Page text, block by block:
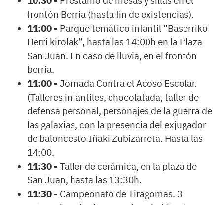
frontón Berria (hasta fin de existencias).
11:00 - Parque temático infantil “Baserriko
Herri kirolak”, hasta las 14:00h en la Plaza
San Juan. En caso de lluvia, en el frontón
berria.
11:00 - Jornada Contra el Acoso Escolar.
(Talleres infantiles, chocolatada, taller de
defensa personal, personajes de la guerra de
las galaxias, con la presencia del exjugador
de baloncesto Iñaki Zubizarreta. Hasta las
14:00.
11:30 - Taller de cerámica, en la plaza de
San Juan, hasta las 13:30h.
11:30 - Campeonato de Tiragomas. 3